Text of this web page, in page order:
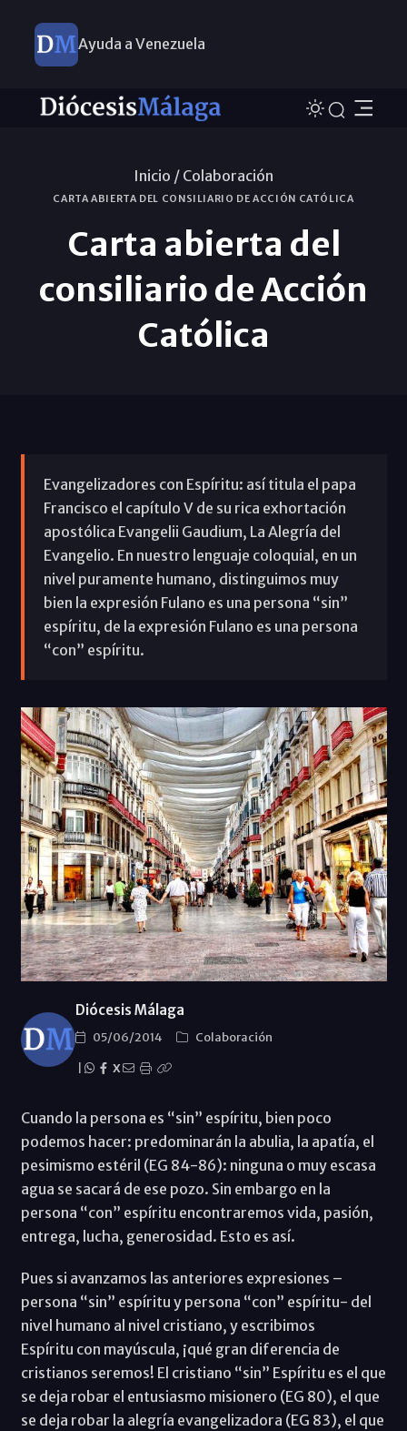
Ayuda a Venezuela
Inicio / Colaboración
CARTA ABIERTA DEL CONSILIARIO DE ACCIÓN CATÓLICA
Carta abierta del
consiliario de Acción
Católica
Evangelizadores con Espíritu: así titula el papa
Francisco el capítulo V de su rica exhortación
apostólica Evangelii Gaudium, La Alegría del
Evangelio. En nuestro lenguaje coloquial, en un
nivel puramente humano, distinguimos muy
bien la expresión Fulano es una persona “sin”
espíritu, de la expresión Fulano es una persona
“con” espíritu.
Diócesis Málaga
05/06/2014
Colaboración
X
Cuando la persona es “sin” espíritu, bien poco
podemos hacer: predominarán la abulia, la apatía, el
pesimismo estéril (EG 84-86): ninguna o muy escasa
agua se sacará de ese pozo. Sin embargo en la
persona “con” espíritu encontraremos vida, pasión,
entrega, lucha, generosidad. Esto es así.
Pues si avanzamos las anteriores expresiones –
persona “sin” espíritu y persona “con” espíritu- del
nivel humano al nivel cristiano, y escribimos
Espíritu con mayúscula, ¡qué gran diferencia de
cristianos seremos! El cristiano “sin” Espíritu es el que
se deja robar el entusiasmo misionero (EG 80), el que
se deja robar la alegría evangelizadora (EG 83), el que